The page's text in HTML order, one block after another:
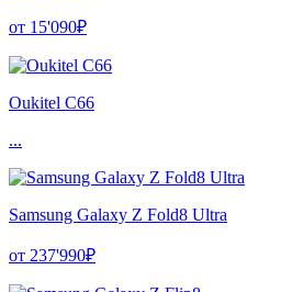
от 15'090₽
Oukitel C66
...
Samsung Galaxy Z Fold8 Ultra
от 237'990₽